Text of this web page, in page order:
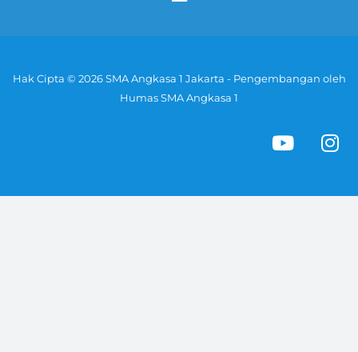
Hak Cipta © 2026 SMA Angkasa 1 Jakarta - Pengembangan oleh
Humas SMA Angkasa 1
Y
o
t
I
n
t